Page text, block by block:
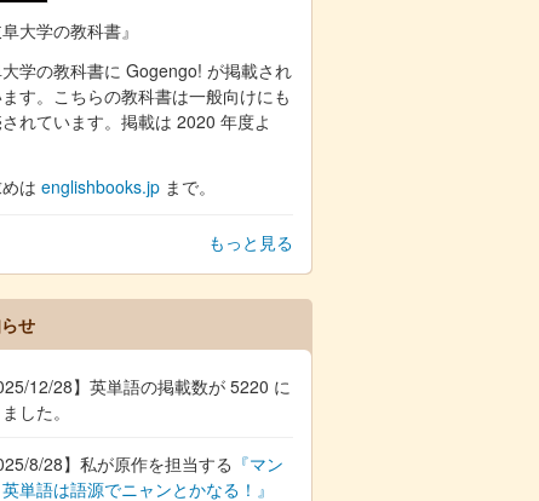
阜大学の教科書』
学の教科書に Gogengo! が掲載され
す。こちらの教科書は一般向けにも
れています。掲載は 2020 年度よ
は englishbooks.jp まで。
もっと見る
せ
12/28】英単語の掲載数が 5220 に
した。
8/28】私が原作を担当する 『マン
単語は語源でニャンとかなる！』